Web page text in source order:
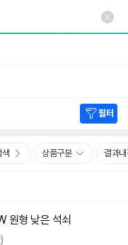
필터
색 상품구분 결과
원형 낮은 석쇠